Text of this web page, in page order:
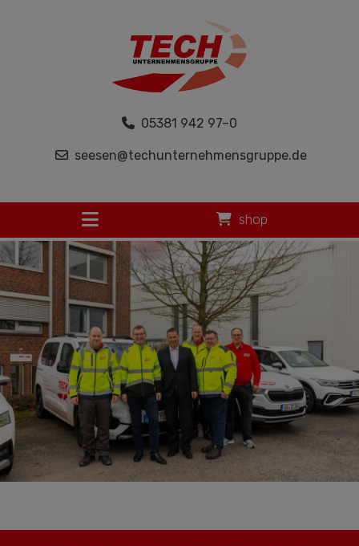
05381 942 97–0
seesen@techunternehmensgruppe.de
shop